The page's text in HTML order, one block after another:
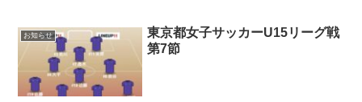
お知らせ
東京都女子サッカーU15リーグ戦
第7節